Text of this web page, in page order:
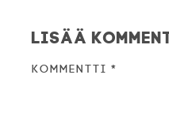
Lisää
Kommentti*